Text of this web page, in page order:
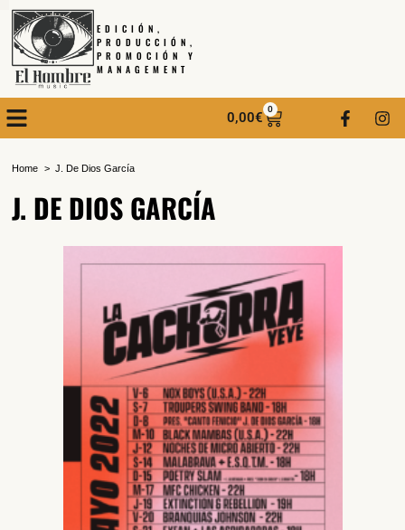
EDICIÓN,
PRODUCCIÓN,
PROMOCIÓN Y
MANAGEMENT
0,00€
0
Home J. De Dios García
J. DE DIOS GARCÍA